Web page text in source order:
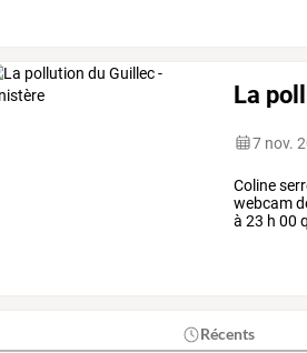
La
7 nov.
Coline
webcam
à 23 h 00
Récents